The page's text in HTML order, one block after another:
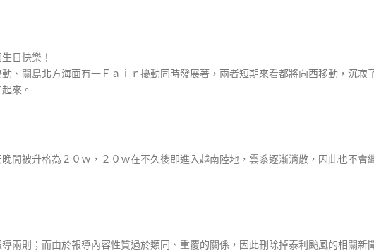
日快樂！
、關島北方海面有一Ｆａｉｒ擾動同時發展著，兩者短期來看都將向西移動，沉寂
來。
間被升格為２０ｗ，２０ｗ在不久後即進入越南陸地，雲系逐漸消散，因此也不會
兩則；而由於報導內容性質過於類同、重覆的關係，因此刪除掉泰利颱風的相關新